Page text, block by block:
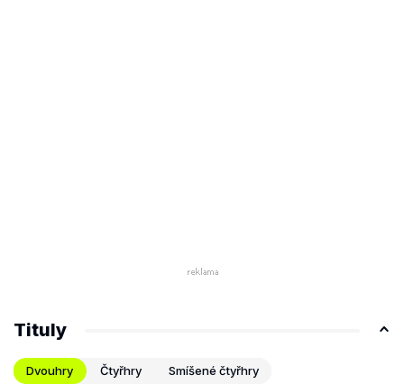
Tituly
Dvouhry Čtyřhry Smíšené čtyřhry